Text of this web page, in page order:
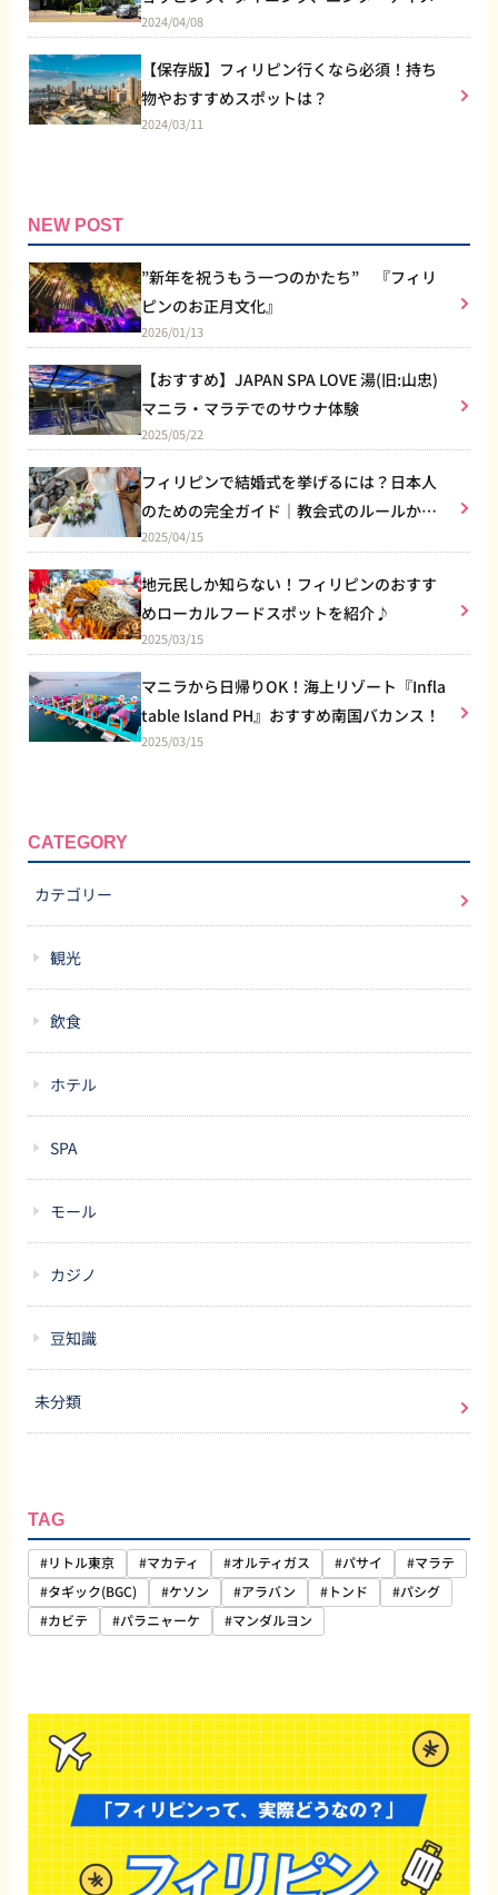
トなど総合施設
2024/04/08
【保存版】フィリピン行くなら必須！持ち
物やおすすめスポットは？
2024/03/11
NEW POST
”新年を祝うもう一つのかたち” 『フィリ
ピンのお正月文化』
2026/01/13
【おすすめ】JAPAN SPA LOVE 湯(旧:山忠)
マニラ・マラテでのサウナ体験
2025/05/22
フィリピンで結婚式を挙げるには？日本人
のための完全ガイド｜教会式のルールから
リゾート婚まで
2025/04/15
地元民しか知らない！フィリピンのおすす
めローカルフードスポットを紹介♪
2025/03/15
マニラから日帰りOK！海上リゾート『Infla
table Island PH』おすすめ南国バカンス！
2025/03/15
CATEGORY
カテゴリー
観光
飲食
ホテル
SPA
モール
カジノ
豆知識
未分類
TAG
#リトル東京 #マカティ #オルティガス #パサイ
#マラテ
#タギック(BGC)
#ケソン #アラバン #トンド
#パシグ
#カビテ
#パラニャーケ #マンダルヨン